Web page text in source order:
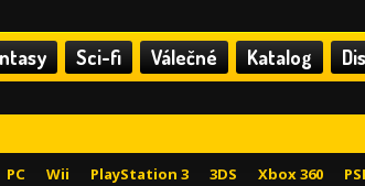
Sci-fi Válečné Katalog
PC Wii PlayStation 3 3DS Xbox 360